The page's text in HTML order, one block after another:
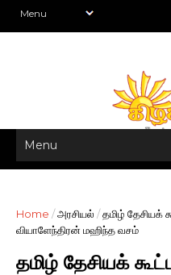
Home /அரசியல் /தமிழ் தேசியக்
வியாளேந்திரன் மஹிந்த வசம்
தமிழ் தேசியக்